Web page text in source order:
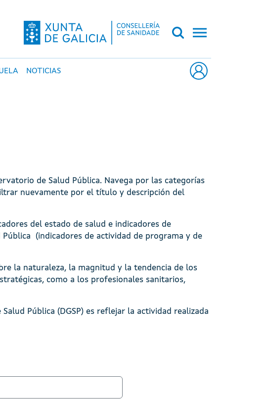
DE GALICIA
NOTICIAS
de Salud Pública. Navega por las categorías
nuevamente por el título y descripción del
del estado de salud e indicadores de
(indicadores de actividad de programa y de
la naturaleza, la magnitud y la tendencia de los
como a los profesionales sanitarios,
Pública (DGSP) es reflejar la actividad realizada